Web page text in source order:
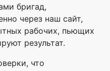
бригад,
через наш сайт,
рабочих, пьющих
результат.
что